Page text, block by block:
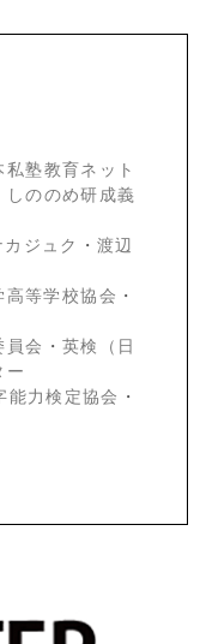
私塾教育ネット
しののめ研成義
カジュク ・ 渡辺
高等学校協会 ・
員会 ・ 英検（日
ー
能力検定協会
・